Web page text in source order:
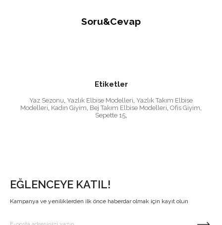
Soru&Cevap
Etiketler
Yaz Sezonu Yazlık Elbise Modelleri Yazlık Takım Elbise
Modelleri Kadın Giyim Bej Takım Elbise Modelleri Ofis Giyim
Sepette 15
EĞLENCEYE KATIL!
Kampanya ve yeniliklerden ilk önce haberdar olmak için kayıt olun